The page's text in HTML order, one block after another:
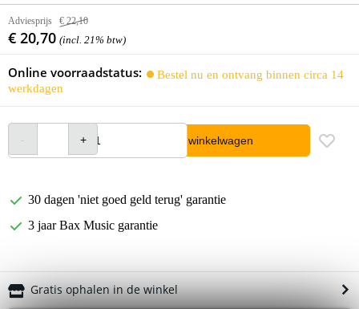
Adviesprijs € 22,10
€ 20,70 (incl. 21% btw)
Online voorraadstatus:
Bestel nu en ontvang binnen circa 14
werkdagen
In winkelwagen
30 dagen 'niet goed geld terug' garantie
3 jaar Bax Music garantie
Gratis ophalen in de winkel